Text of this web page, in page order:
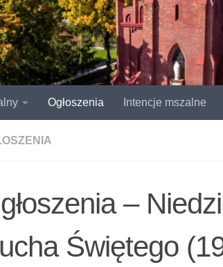
Ogłoszenia Intencje mszalne
–
Świętego